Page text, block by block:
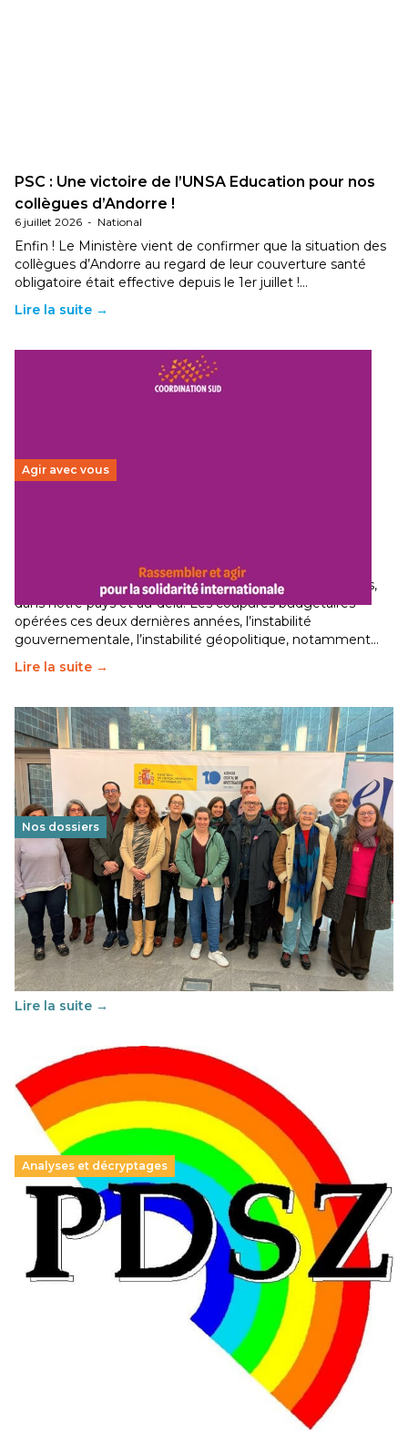
PSC : Une victoire de l’UNSA Education pour nos
collègues d’Andorre !
6 juillet 2026 - National
Enfin ! Le Ministère vient de confirmer que la situation des
collègues d’Andorre au regard de leur couverture santé
obligatoire était effective depuis le 1er juillet !…
Lire la suite →
Agir avec vous
Le secteur humanitaire connaît des difficultés profondes,
dans notre pays et au-delà. Les coupures budgétaires
opérées ces deux dernières années, l’instabilité
gouvernementale, l’instabilité géopolitique, notamment…
Lire la suite →
Nos dossiers
Éducation au vivre-ensemble : un échange croisé
franco-espagnol pour changer d’approche
29 juin 2026-National
Cette année, l'UNSA Éducation a mené un projet Erasmus
soutenu par l'union Européenne et centré sur l'éducation
au vivre-ensemble : quelles différences entre la France…
Lire la suite →
Analyses et décryptages
Hongrie : du changement pour les politiques
éducatives, aussi !
25 juin 2026
En Hongrie, le conservateur Peter Magyar et son parti
Tisza "Respect et liberté" ont remporté une large victoire,
contre le premier ministre sortant, Viktor Orban,…